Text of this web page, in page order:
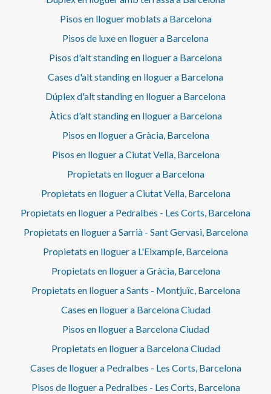
Pisos en lloguer moblats a Barcelona
Pisos de luxe en lloguer a Barcelona
Pisos d'alt standing en lloguer a Barcelona
Cases d'alt standing en lloguer a Barcelona
Dúplex d'alt standing en lloguer a Barcelona
Àtics d'alt standing en lloguer a Barcelona
Pisos en lloguer a Gràcia, Barcelona
Pisos en lloguer a Ciutat Vella, Barcelona
Propietats en lloguer a Barcelona
Propietats en lloguer a Ciutat Vella, Barcelona
Propietats en lloguer a Pedralbes - Les Corts, Barcelona
Propietats en lloguer a Sarrià - Sant Gervasi, Barcelona
Propietats en lloguer a L'Eixample, Barcelona
Propietats en lloguer a Gràcia, Barcelona
Propietats en lloguer a Sants - Montjuïc, Barcelona
Cases en lloguer a Barcelona Ciudad
Pisos en lloguer a Barcelona Ciudad
Propietats en lloguer a Barcelona Ciudad
Cases de lloguer a Pedralbes - Les Corts, Barcelona
Pisos de lloguer a Pedralbes - Les Corts, Barcelona